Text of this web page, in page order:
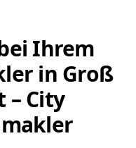
Ihrem
in Groß
– City